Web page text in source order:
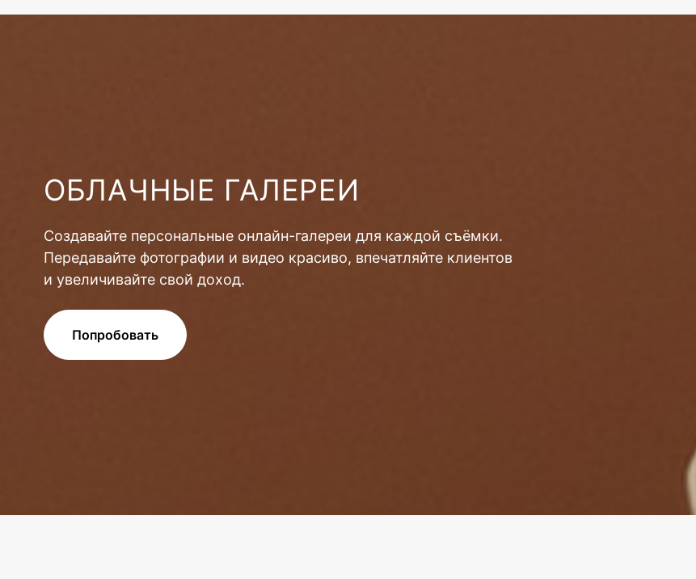
ОБЛАЧНЫЕ ГАЛЕРЕИ
Создавайте персональные онлайн-галереи для каждой съёмки.
Передавайте фотографии и видео красиво, впечатляйте клиентов
и увеличивайте свой доход.
Попробовать